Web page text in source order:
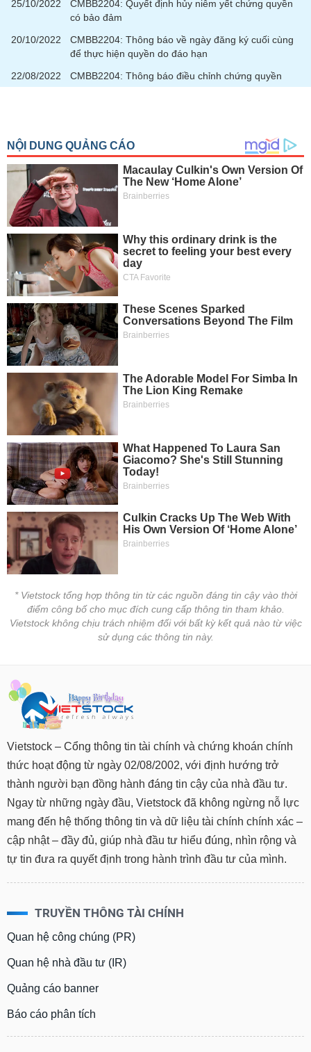
25/10/2022
CMBB2204: Quyết định hủy niêm yết chứng quyền
có bảo đảm
20/10/2022
CMBB2204: Thông báo về ngày đăng ký cuối cùng
để thực hiện quyền do đáo hạn
22/08/2022
CMBB2204: Thông báo điều chỉnh chứng quyền
* Vietstock tổng hợp thông tin từ các nguồn đáng tin cậy vào thời
điểm công bố cho mục đích cung cấp thông tin tham khảo.
Vietstock không chịu trách nhiệm đối với bất kỳ kết quả nào từ việc
sử dụng các thông tin này.
Vietstock – Cổng thông tin tài chính và chứng khoán chính
thức hoạt động từ ngày 02/08/2002, với định hướng trở
thành người bạn đồng hành đáng tin cậy của nhà đầu tư.
Ngay từ những ngày đầu, Vietstock đã không ngừng nỗ lực
mang đến hệ thống thông tin và dữ liệu tài chính chính xác –
cập nhật – đầy đủ, giúp nhà đầu tư hiểu đúng, nhìn rộng và
tự tin đưa ra quyết định trong hành trình đầu tư của mình.
TRUYỀN THÔNG TÀI CHÍNH
Quan hệ công chúng (PR)
Quan hệ nhà đầu tư (IR)
Quảng cáo banner
Báo cáo phân tích
cụ
Truyền
thông
tài
chính
Dữ
liệu
tài
chính